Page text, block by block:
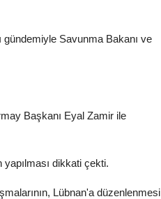
gündemiyle Savunma Bakanı ve
Başkanı Eyal Zamir ile
yapılması dikkati çekti.
Lübnan'a düzenlenmesi